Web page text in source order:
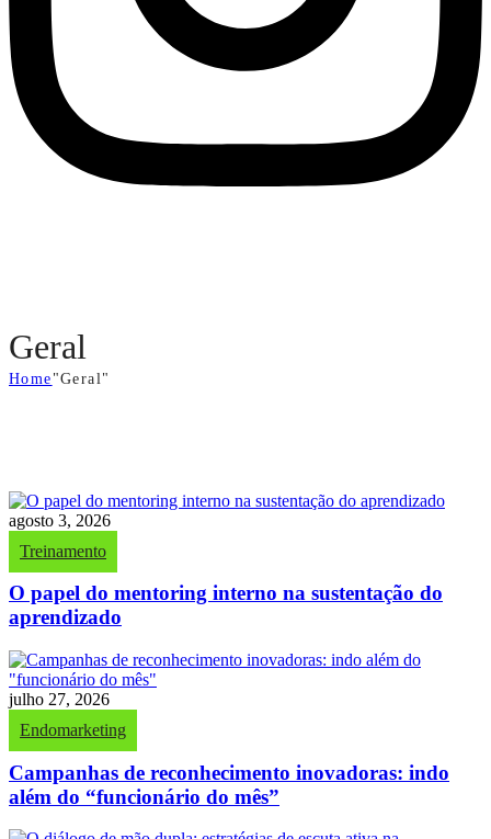
Geral
Home "Geral"
agosto 3, 2026
Treinamento
O papel do mentoring interno na sustentação do
aprendizado
julho 27, 2026
Endomarketing
Campanhas de reconhecimento inovadoras: indo
além do “funcionário do mês”